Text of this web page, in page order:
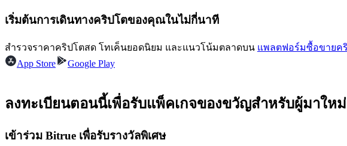
เข้าร่วมกับเทรดเดอร์ชั้นนำ
เป็นเทรดเดอร์คัดลอก
เริ่มต้นการเดินทางคริปโตของคุณในไม่กี่นาที
สำรวจราคาคริปโตสด โทเค็นยอดนิยม และแนวโน้มตลาดบน แพลตฟอร์มซื้อขายค
App Store
Google Play
ลงทะเบียนตอนนี้เพื่อรับแพ็คเกจของขวัญสำหรับผู้มาใหม่
เข้าร่วม Bitrue เพื่อรับรางวัลพิเศษ